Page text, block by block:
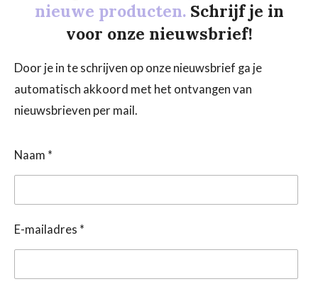
nieuwe producten. Schrijf je in
voor onze nieuwsbrief!
Door je in te schrijven op onze nieuwsbrief ga je
automatisch akkoord met het ontvangen van
nieuwsbrieven per mail.
Naam *
E-mailadres *